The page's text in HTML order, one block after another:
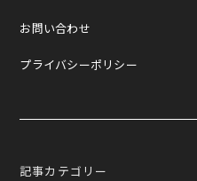
お問い合わせ
プライバシーポリシー
記事カテゴリー